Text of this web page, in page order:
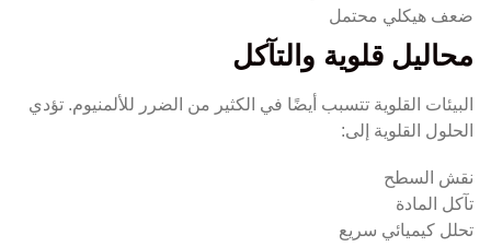
ضعف هيكلي محتمل
محاليل قلوية والتآكل
البيئات القلوية تتسبب أيضًا في الكثير من الضرر للألمنيوم. تؤدي
الحلول القلوية إلى:
نقش السطح
تآكل المادة
تحلل كيميائي سريع